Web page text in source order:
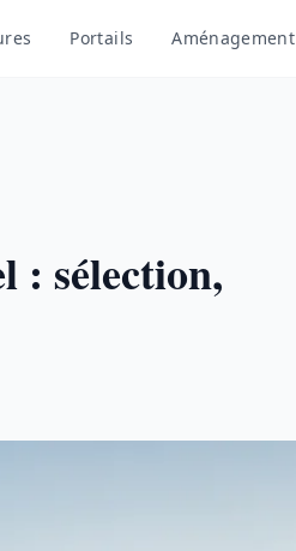
Portails Aménagement
: sélection,